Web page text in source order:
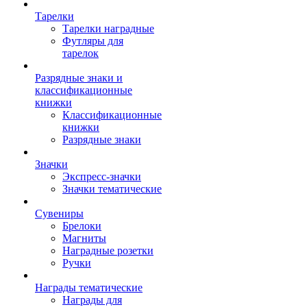
Тарелки
Тарелки наградные
Футляры для
тарелок
Разрядные знаки и
классификационные
книжки
Классификационные
книжки
Разрядные знаки
Значки
Экспресс-значки
Значки тематические
Сувениры
Брелоки
Магниты
Наградные розетки
Ручки
Награды тематические
Награды для